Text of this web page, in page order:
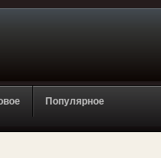
Популярное